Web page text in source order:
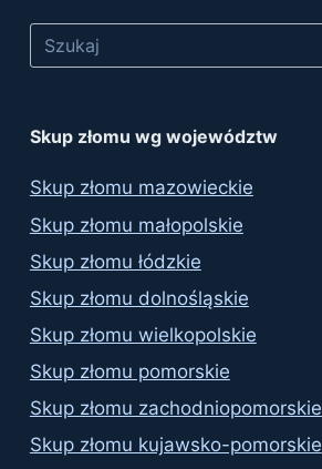
Skup złomu wg województw
Skup złomu mazowieckie
Skup złomu małopolskie
Skup złomu łódzkie
Skup złomu dolnośląskie
Skup złomu wielkopolskie
Skup złomu pomorskie
Skup złomu zachodniopomorskie
Skup złomu kujawsko-pomorskie